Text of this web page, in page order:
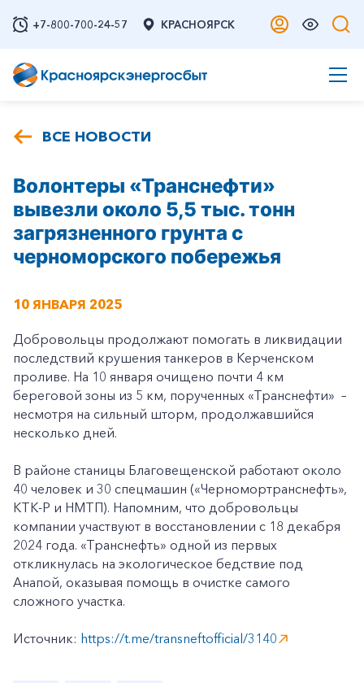
+7-800-700-24-57 КРАСНОЯРСК
ВСЕ НОВОСТИ
Волонтеры «Транснефти»
вывезли около 5,5 тыс. тонн
загрязненного грунта с
черноморского побережья
10 ЯНВАРЯ 2025
Добровольцы продолжают помогать в ликвидации
последствий крушения танкеров в Керченском
проливе. На 10 января очищено почти 4 км
береговой зоны из 5 км, порученных «Транснефти» –
несмотря на сильный шторм, продолжавшийся
несколько дней.
В районе станицы Благовещенской работают около
40 человек и 30 спецмашин («Черномортранснефть»,
КТК-Р и НМТП). Напомним, что добровольцы
компании участвуют в восстановлении с 18 декабря
2024 года. «Транснефть» одной из первых
откликнулась на экологическое бедствие под
Анапой, оказывая помощь в очистке самого
сложного участка.
Источник: https://t.me/transneftofficial/3140